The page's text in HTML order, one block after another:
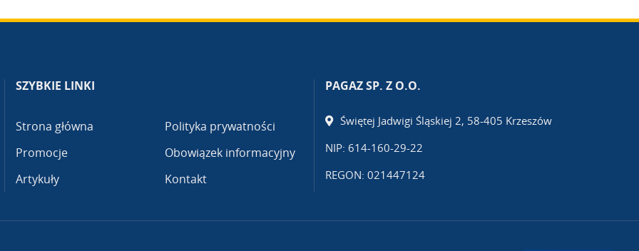
SZYBKIE LINKI
Strona główna
Promocje
Artykuły
Polityka prywatności
Obowiązek informacyjny
Kontakt
PAGAZ SP. Z O.O.
Świętej Jadwigi Śląskiej 2, 58-405 Krzeszów
NIP: 614-160-29-22
REGON: 021447124